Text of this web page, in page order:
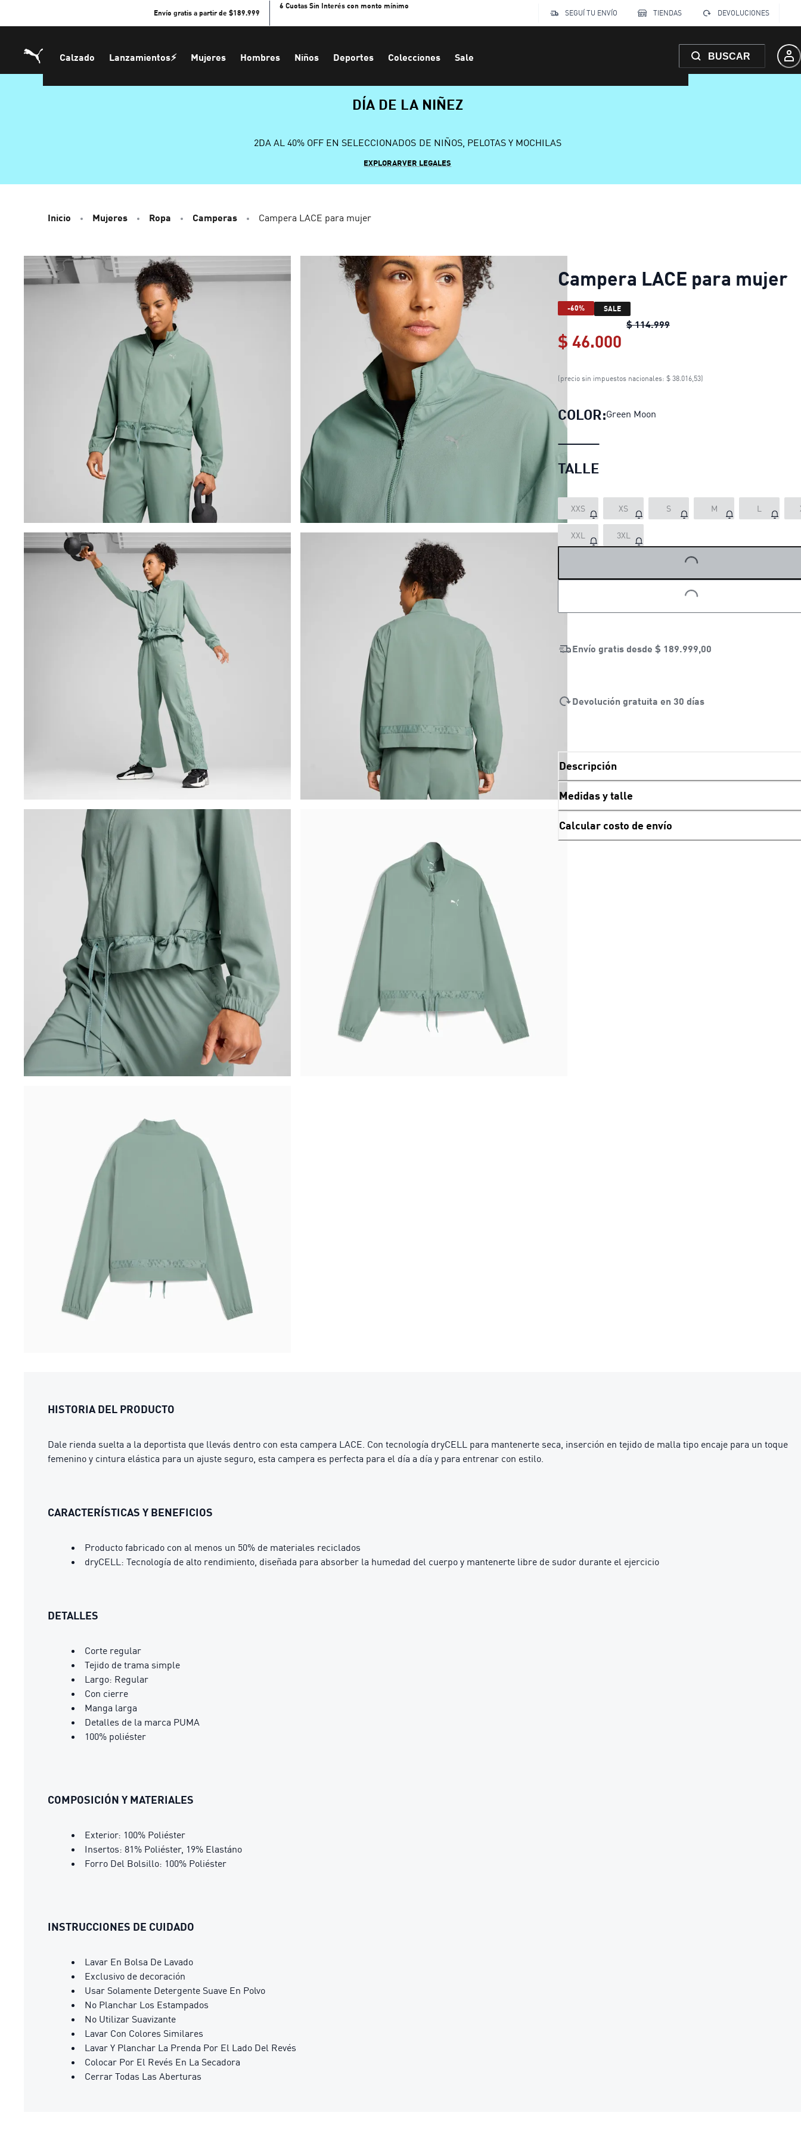
Envío gratis a partir de $189.999
6 Cuotas Sin Interés con monto mínimo
SEGUÍ TU ENVÍO
TIENDAS DEVOLUCIONES
Calzado Lanzamientos⚡ Mujeres Hombres Niños Deportes Colecciones Sale BUSCAR
DÍA DE LA NIÑEZ
2DA AL 40% OFF EN SELECCIONADOS DE NIÑOS, PELOTAS Y MOCHILAS
EXPLORARVER LEGALES
Inicio Mujeres Ropa Camperas Campera LACE para mujer
Campera LACE para mujer
-60% SALE
$ 114.999Campera LACE para mujer
$ 46.000
Campera LACE para mujer
(precio sin impuestos nacionales: $ 38.016,53)
COLOR:Green Moon
TALLE
XXS XS S M L
XXL 3XL LOADING...
LOADING...
Envío gratis desde $ 189.999,00
Devolución gratuita en 30 días
Descripción
Medidas y talle
Calcular costo de envío
HISTORIA DEL PRODUCTO
Dale rienda suelta a la deportista que llevás dentro con esta campera LACE. Con tecnología dryCELL para mantenerte seca, inserción en tejido de malla tipo encaje para un toque
femenino y cintura elástica para un ajuste seguro, esta campera es perfecta para el día a día y para entrenar con estilo.
CARACTERÍSTICAS Y BENEFICIOS
Producto fabricado con al menos un 50% de materiales reciclados
dryCELL: Tecnología de alto rendimiento, diseñada para absorber la humedad del cuerpo y mantenerte libre de sudor durante el ejercicio
DETALLES
Corte regular
Tejido de trama simple
Largo: Regular
Con cierre
Manga larga
Detalles de la marca PUMA
100% poliéster
COMPOSICIÓN Y MATERIALES
Exterior: 100% Poliéster
Insertos: 81% Poliéster, 19% Elastáno
Forro Del Bolsillo: 100% Poliéster
INSTRUCCIONES DE CUIDADO
Lavar En Bolsa De Lavado
Exclusivo de decoración
Usar Solamente Detergente Suave En Polvo
No Planchar Los Estampados
No Utilizar Suavizante
Lavar Con Colores Similares
Lavar Y Planchar La Prenda Por El Lado Del Revés
Colocar Por El Revés En La Secadora
Cerrar Todas Las Aberturas